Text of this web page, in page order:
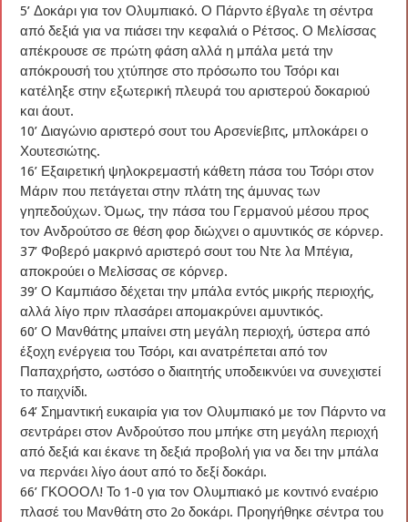
5’ Δοκάρι για τον Ολυμπιακό. Ο Πάρντο έβγαλε τη σέντρα
από δεξιά για να πιάσει την κεφαλιά ο Ρέτσος. Ο Μελίσσας
απέκρουσε σε πρώτη φάση αλλά η μπάλα μετά την
απόκρουσή του χτύπησε στο πρόσωπο του Τσόρι και
κατέληξε στην εξωτερική πλευρά του αριστερού δοκαριού
και άουτ.
10’ Διαγώνιο αριστερό σουτ του Αρσενίεβιτς, μπλοκάρει ο
Χουτεσιώτης.
16’ Εξαιρετική ψηλοκρεμαστή κάθετη πάσα του Τσόρι στον
Μάριν που πετάγεται στην πλάτη της άμυνας των
γηπεδούχων. Όμως, την πάσα του Γερμανού μέσου προς
τον Ανδρούτσο σε θέση φορ διώχνει ο αμυντικός σε κόρνερ.
37’ Φοβερό μακρινό αριστερό σουτ του Ντε λα Μπέγια,
αποκρούει ο Μελίσσας σε κόρνερ.
39’ Ο Καμπιάσο δέχεται την μπάλα εντός μικρής περιοχής,
αλλά λίγο πριν πλασάρει απομακρύνει αμυντικός.
60’ Ο Μανθάτης μπαίνει στη μεγάλη περιοχή, ύστερα από
έξοχη ενέργεια του Τσόρι, και ανατρέπεται από τον
Παπαχρήστο, ωστόσο ο διαιτητής υποδεικνύει να συνεχιστεί
το παιχνίδι.
64’ Σημαντική ευκαιρία για τον Ολυμπιακό με τον Πάρντο να
σεντράρει στον Ανδρούτσο που μπήκε στη μεγάλη περιοχή
από δεξιά και έκανε τη δεξιά προβολή για να δει την μπάλα
να περνάει λίγο άουτ από το δεξί δοκάρι.
66’ ΓΚΟΟΟΛ! Το 1-0 για τον Ολυμπιακό με κοντινό εναέριο
πλασέ του Μανθάτη στο 2ο δοκάρι. Προηγήθηκε σέντρα του